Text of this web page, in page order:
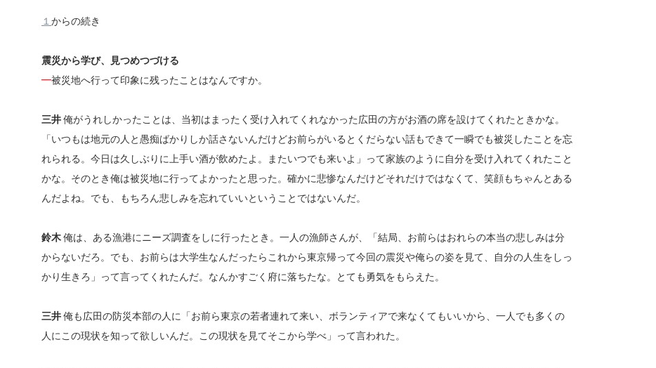
１ からの続き
震災から学び、見つめつづける
━被災地へ行って印象に残ったことはなんですか。
三井俺がうれしかったことは、当初はまったく受け入れてくれなかった広田の方がお酒の席を設けてくれたときかな。
「いつもは地元の人と愚痴ばかりしか話さないんだけどお前らがいるとくだらない話もできて一瞬でも被災したことを忘
れられる。今日は久しぶりに上手い酒が飲めたよ。またいつでも来いよ」って家族のように自分を受け入れてくれたこと
かな。そのとき俺は被災地に行ってよかったと思った。確かに悲惨なんだけどそれだけではなくて、笑顔もちゃんとある
んだよね。でも、もちろん悲しみを忘れていいということではないんだ。
鈴木俺は、ある漁港にニーズ調査をしに行ったとき。一人の漁師さんが、「結局、お前らはおれらの本当の悲しみは分
からないだろ。でも、お前らは大学生なんだったらこれから東京帰って今回の震災や俺らの姿を見て、自分の人生をしっ
かり生きろ」って言ってくれたんだ。なんかすごく府に落ちたな。とても勇気をもらえた。
三井俺も広田の防災本部の人に「お前ら東京の若者連れて来い、ボランティアで来なくてもいいから、一人でも多くの
人にこの現状を知って欲しいんだ。この現状を見てそこから学べ」って言われた。